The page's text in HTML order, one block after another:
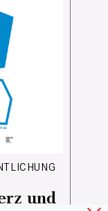
und